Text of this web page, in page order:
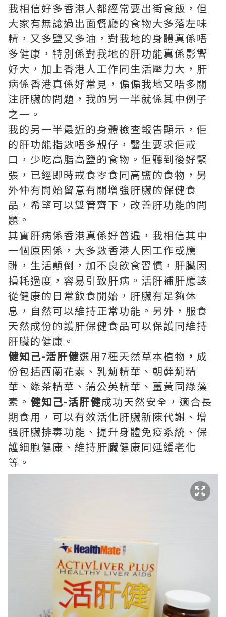
我相信好多香港人都經常要出街食飯，但
大家有無諗過出面餐廳的食物大多落左味
精，又多鹽又多油，對我地的身體真係唔
多健康，特別係對我地的肝功能真係影響
好大，加上香港人工作同生活壓力大，肝
病係香港真係好常見，偏偏我地又唔多關
注肝臟的問題，我的另一半就係其中例子
之一。
我的另一半最近的身體檢查報告顯示，佢
的肝功能指數唔多靚仔，醫生要求佢戒
口，少吃高脂高鹽的食物。佢聽到後好緊
張，已經即時戒食零食同高鹽的食物，另
外仲有開始留意有關增強肝臟的保健食
品，希望可以雙管齊下，改善肝功能的問
題。
其實肝病係香港真係好普遍，我相信其中
一個原因係，大多數香港人因工作或應
酬，生活顛倒，加不良飲食習慣，肝臟因
損耗過度，容易引致肝病。活肝補肝應該
從健康的日常飲食開始，肝臟有足夠休
息，自然可以維持正常功能。另外，服食
天然成份的護肝保健食品可以保護同維持
肝臟的健康。
健知己-活肝健選用7種天然草本植物 ， 成
份包括西蘭花素、乳薊精華、朝蘚薊精
華、綠茶精華、蒲公英精華、薑黃同綠藻
素。 健知己-活肝健成功天然安全，適合長
期食用，可以有效活化肝臟新陳代謝、增
强肝臟排毒功能、提升身體免疫系統、保
護細胞健康、維持肝臟健康同延緩老化
等。